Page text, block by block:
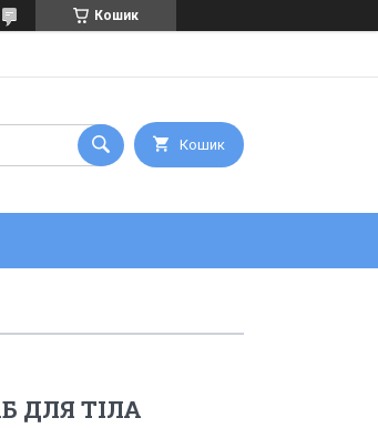
Кошик
Кошик
ДЛЯ ТІЛА